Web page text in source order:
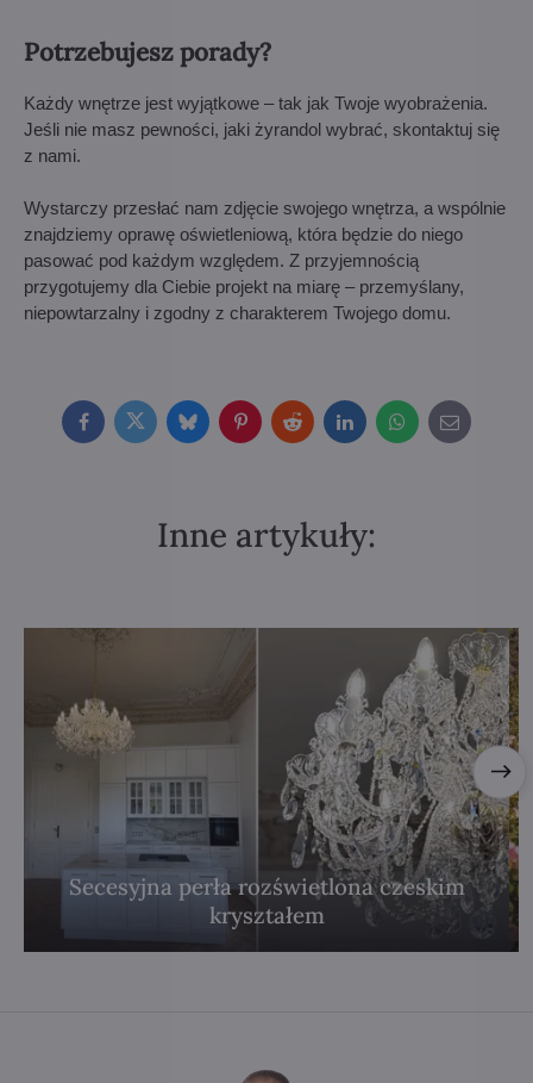
Potrzebujesz porady?
Każdy wnętrze jest wyjątkowe – tak jak Twoje wyobrażenia.
Jeśli nie masz pewności, jaki żyrandol wybrać, skontaktuj się
z nami.
Wystarczy przesłać nam zdjęcie swojego wnętrza, a wspólnie
znajdziemy oprawę oświetleniową, która będzie do niego
pasować pod każdym względem. Z przyjemnością
przygotujemy dla Ciebie projekt na miarę – przemyślany,
niepowtarzalny i zgodny z charakterem Twojego domu.
FacebookTwitterBlueskyPinterestRedditLinkedInWhatsApp
E-
mail
Inne artykuły:
Secesyjna perła rozświetlona czeskim
kryształem